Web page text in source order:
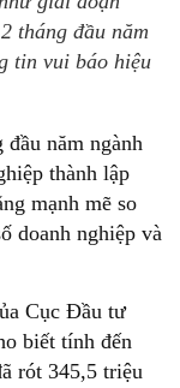
tháng đầu năm
tin vui báo hiệu
năm ngành
thành lập
mạnh mẽ so
doanh nghiệp và
Cục Đầu tư
biết tính đến
rót 345,5 triệu